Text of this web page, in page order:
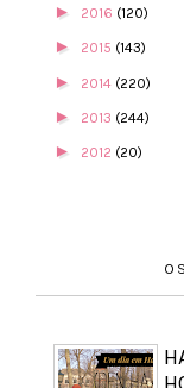
► 2016 (120)
► 2015 (143)
► 2014 (220)
► 2013 (244)
► 2012 (20)